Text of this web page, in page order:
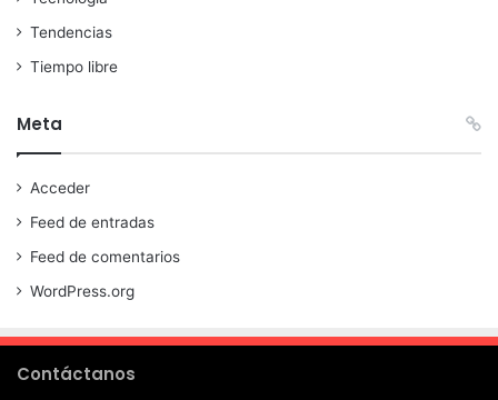
Tendencias
Tiempo libre
Meta
Acceder
Feed de entradas
Feed de comentarios
WordPress.org
Contáctanos